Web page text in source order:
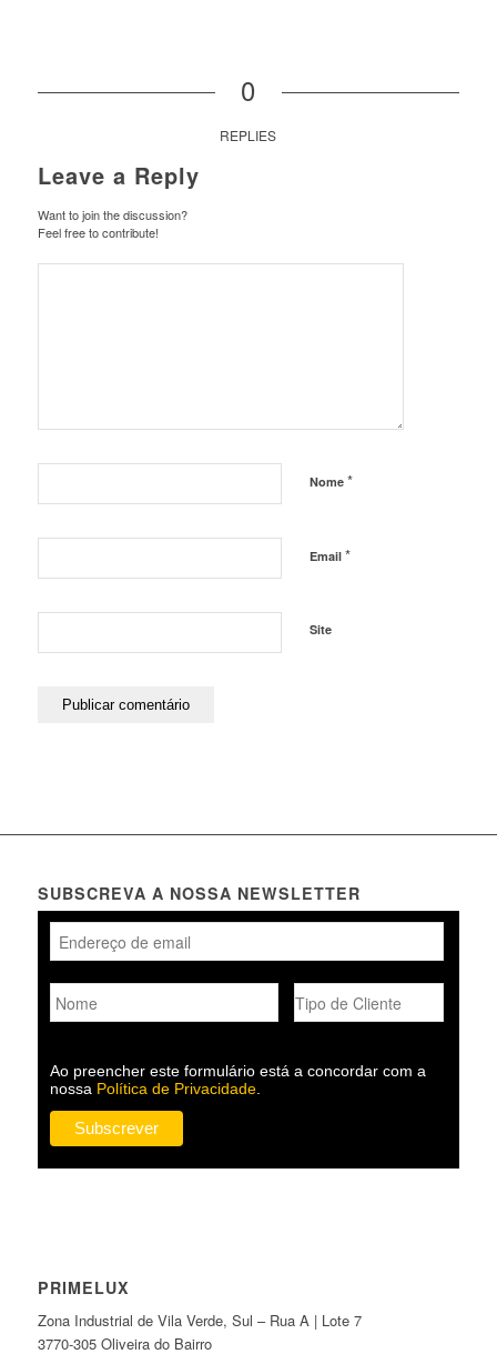
0
REPLIES
Leave a Reply
Want to join the discussion?
Feel free to contribute!
Nome *
Email *
Site
SUBSCREVA A NOSSA NEWSLETTER
Ao preencher este formulário está a concordar com a
nossa Política de Privacidade.
PRIMELUX
Zona Industrial de Vila Verde, Sul – Rua A | Lote 7
3770-305 Oliveira do Bairro